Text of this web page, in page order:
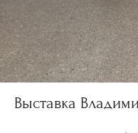
Выставка